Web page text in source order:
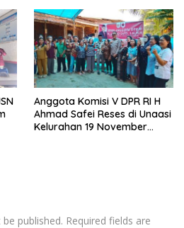
Anggota Komisi V DPR RI H
Ahmad Safei Reses di Unaasi
Kelurahan 19 November
published. Required fields are